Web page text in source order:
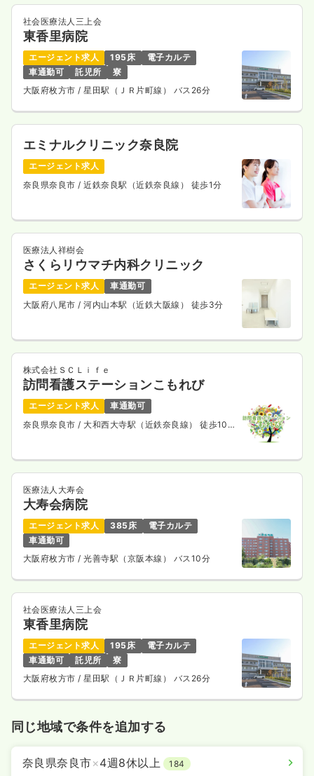
検診・健診保健師
一時募集休止
給与 24.0万円/月 賞与3.8ヶ月
時間 8:40～17:00 （休憩50分）
日祝休み
4週8休以上
詳細を見る
社会医療法人三上会
東香里病院
エージェント求人 195床
電子カルテ
車通勤可
託児所
寮
大阪府枚方市/ 星田駅（ＪＲ片町線） バス26分
エミナルクリニック奈良院
エージェント求人
奈良県奈良市 / 近鉄奈良駅（近鉄奈良線） 徒歩1分
医療法人祥樹会
さくらリウマチ内科クリニック
エージェント求人
車通勤可
大阪府八尾市 / 河内山本駅（近鉄大阪線） 徒歩3分
株式会社ＳＣＬｉｆｅ
訪問看護ステーションこもれび
エージェント求人
車通勤可
奈良県奈良市 / 大和西大寺駅（近鉄奈良線） 徒歩10
医療法人大寿会
大寿会病院
エージェント求人 385床
電子カルテ
車通勤可
大阪府枚方市/ 光善寺駅（京阪本線） バス10分
社会医療法人三上会
東香里病院
エージェント求人 195床
電子カルテ
車通勤可
託児所
寮
大阪府枚方市/ 星田駅（ＪＲ片町線） バス26分
同じ地域で条件を追加する
奈良県奈良市×4週8休以上 184